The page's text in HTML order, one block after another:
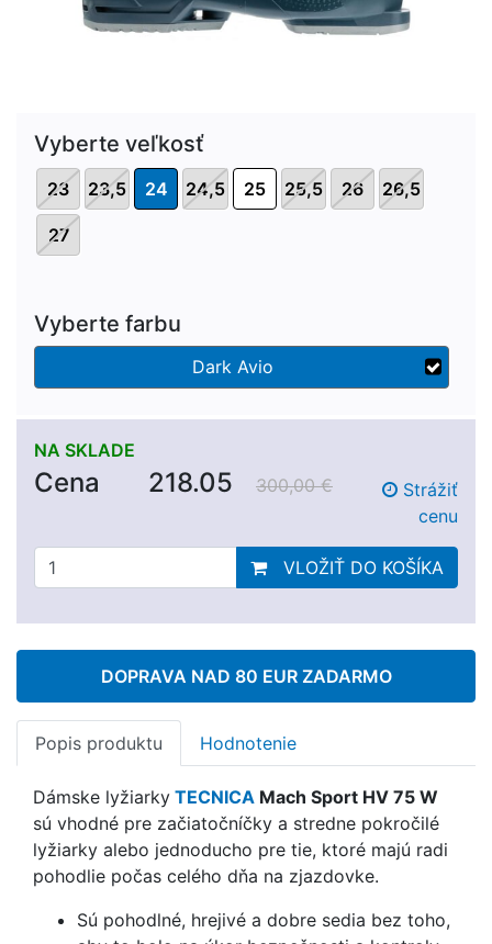
Vyberte veľkosť
23 23,5 24 24,5 25 25,5 26 26,5
27
Vyberte farbu
Dark Avio
NA SKLADE
Cena 218.05 300,00 €
Strážiť
cenu
VLOŽIŤ DO KOŠÍKA
DOPRAVA NAD 80 EUR ZADARMO
Popis produktu Hodnotenie
Dámske lyžiarky TECNICA Mach Sport HV 75 W
sú vhodné pre začiatočníčky a stredne pokročilé
lyžiarky alebo jednoducho pre tie, ktoré majú radi
pohodlie počas celého dňa na zjazdovke.
Sú pohodlné, hrejivé a dobre sedia bez toho,